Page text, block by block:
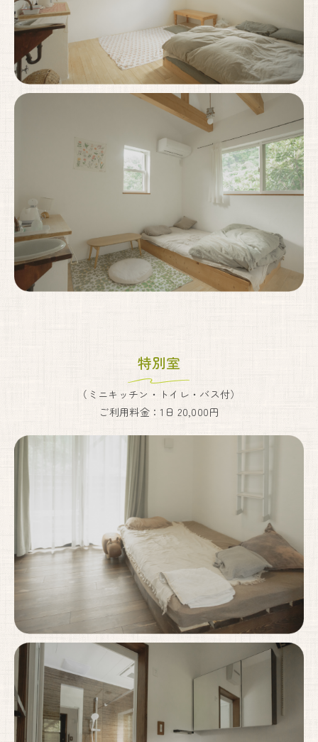
特別室
（ミニキッチン・トイレ・バス付）
ご利用料金：1日 20,000円